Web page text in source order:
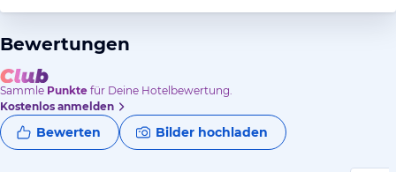
Bewertungen
Sammle Punkte für Deine Hotelbewertung.
Kostenlos anmelden
Bewerten Bilder hochladen